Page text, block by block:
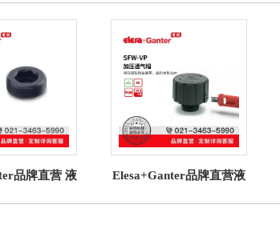
品牌直营 液
器
Elesa+Ganter品牌直营液
通气帽高科技聚合体